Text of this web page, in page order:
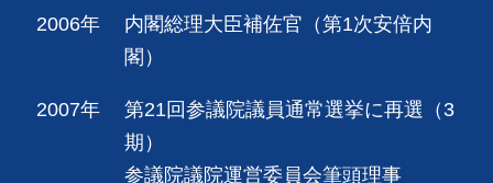
2006年
内閣総理大臣補佐官（第1次安倍内
閣）
2007年
第21回参議院議員通常選挙に再選（3
期）
参議院議院運営委員会筆頭理事